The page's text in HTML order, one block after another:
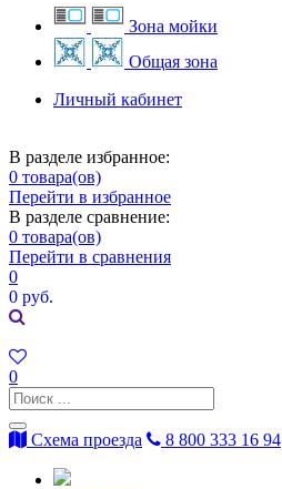
Зона мойки
Общая зона
Личный кабинет
В разделе избранное:
0 товара(ов)
Перейти в избранное
В разделе сравнение:
0 товара(ов)
Перейти в сравнения
0
0 руб.
0
Схема проезда 8 800 333 16 94